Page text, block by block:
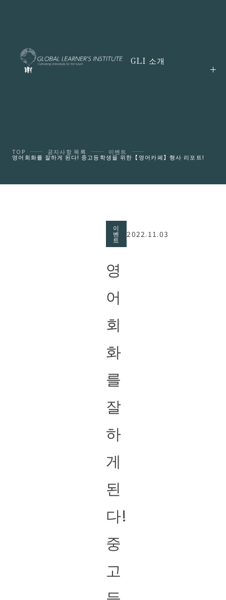
GLI 소개
TOP 공지사항 목록 이벤트
영어회화를 잘하게 된다! 중고등학생을 위한【영어카페】행사 리포트!
이
벤
트
2022.11.03
영
어
회
화
를
잘
하
게
된
다!
중
고